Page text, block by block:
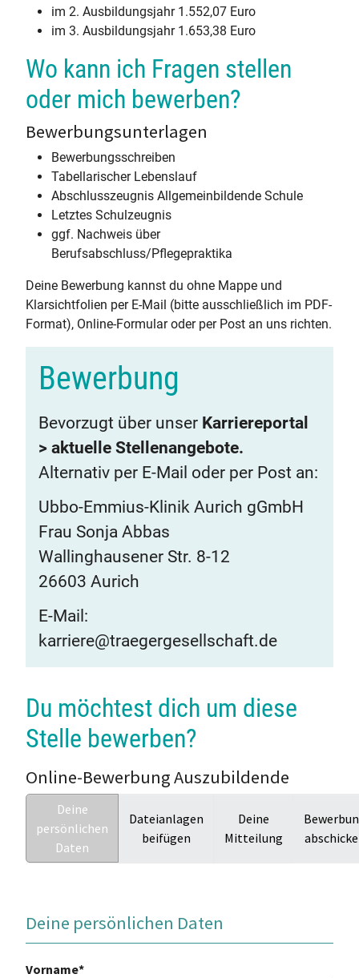
im 2. Ausbildungsjahr 1.552,07 Euro
im 3. Ausbildungsjahr 1.653,38 Euro
Wo kann ich Fragen stellen
oder mich bewerben?
Bewerbungsunterlagen
Bewerbungsschreiben
Tabellarischer Lebenslauf
Abschlusszeugnis Allgemeinbildende Schule
Letztes Schulzeugnis
ggf. Nachweis über
Berufsabschluss/Pflegepraktika
Deine Bewerbung kannst du ohne Mappe und
Klarsichtfolien per E-Mail (bitte ausschließlich im PDF-
Format), Online-Formular oder per Post an uns richten.
Bewerbung
Bevorzugt über unser Karriereportal
> aktuelle Stellenangebote.
Alternativ per E-Mail oder per Post an:
Ubbo-Emmius-Klinik Aurich gGmbH
Frau Sonja Abbas
Wallinghausener Str. 8-12
26603 Aurich
E-Mail:
karriere@traegergesellschaft.de
Du möchtest dich um diese
Stelle bewerben?
Online-Bewerbung Auszubildende
Deine
persönlichen
Daten
Dateianlagen
beifügen
Deine
Mitteilung
Deine persönlichen Daten
Vorname*